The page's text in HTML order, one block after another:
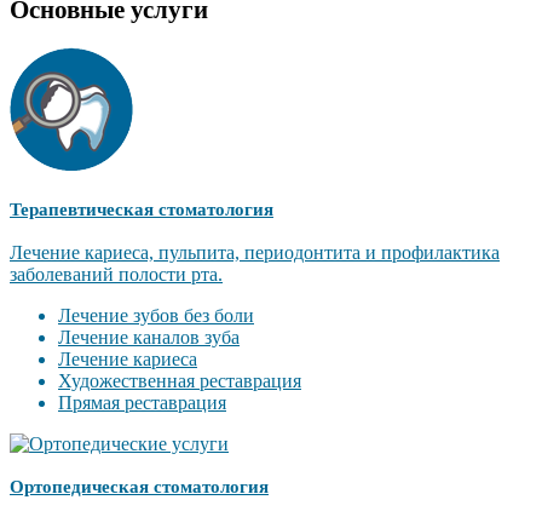
Основные услуги
Терапевтическая стоматология
Лечение кариеса, пульпита, периодонтита и профилактика
заболеваний полости рта.
Лечение зубов без боли
Лечение каналов зуба
Лечение кариеса
Художественная реставрация
Прямая реставрация
Ортопедическая стоматология